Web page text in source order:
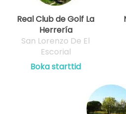
Real Club de Golf La
Herrería
San Lorenzo De El
Escorial
Boka starttid